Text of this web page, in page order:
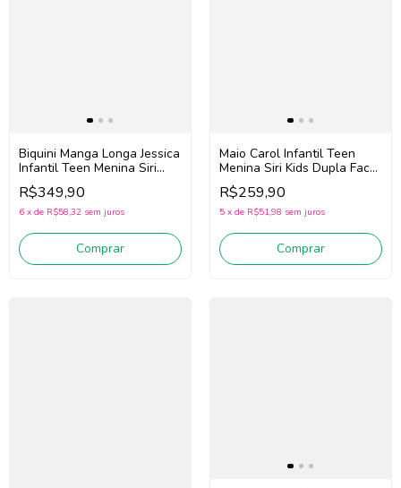
Biquini Manga Longa Jessica
Infantil Teen Menina Siri
Kids Vichy Limão 43246
(Azul/Amarelo)
R$349,90
6 x de R$58,32 sem juros
Comprar
Maio Carol Infantil Teen
Menina Siri Kids Dupla Face
43099 Gummy (Rosa
/Marinho)
R$259,90
5 x de R$51,98 sem juros
Comprar